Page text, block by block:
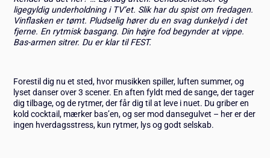
ligegyldig underholdning i TV’et. Slik har du spist om fredagen.
Vinflasken er tømt. Pludselig hører du en svag dunkelyd i det
fjerne. En rytmisk basgang. Din højre fod begynder at vippe.
Bas-armen sitrer. Du er klar til FEST.
Forestil dig nu et sted, hvor musikken spiller, luften summer, og
lyset danser over 3 scener. En aften fyldt med de sange, der tager
dig tilbage, og de rytmer, der får dig til at leve i nuet. Du griber en
kold cocktail, mærker bas’en, og ser mod dansegulvet – her er der
ingen hverdagsstress, kun rytmer, lys og godt selskab.